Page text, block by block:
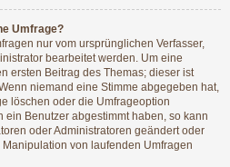
Umfrage?
nur vom ursprünglichen Verfasser,
bearbeitet werden. Um eine
ersten Beitrag des Themas; dieser ist
niemand eine Stimme abgegeben hat,
löschen oder die Umfrageoption
Benutzer abgestimmt haben, so kann
oder Administratoren geändert oder
von laufenden Umfragen